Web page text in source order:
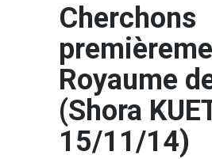
Cherchons
Royaume
(Shora
15/11/14)